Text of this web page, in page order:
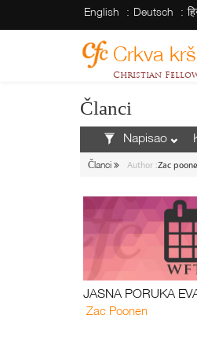
English Deutsch
Crkva
Christian
Članci
Napisao
Članci Author :Zac
JASNA PORUKA
Zac Poonen